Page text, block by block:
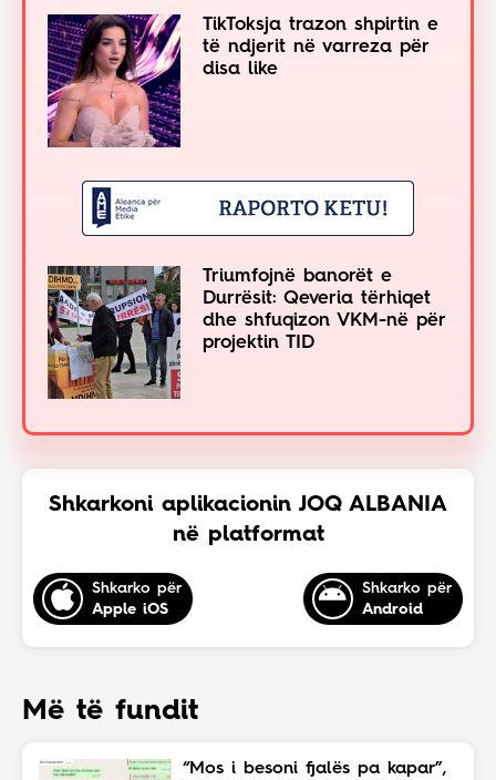
TikToksja trazon shpirtin e
të ndjerit në varreza për
disa like
Triumfojnë banorët e
Durrësit: Qeveria tërhiqet
dhe shfuqizon VKM-në për
projektin TID
Shkarkoni aplikacionin JOQ ALBANIA
në platformat
Shkarko për
Apple iOS
Shkarko për
Android
Më të fundit
“Mos i besoni fjalës pa kapar”,